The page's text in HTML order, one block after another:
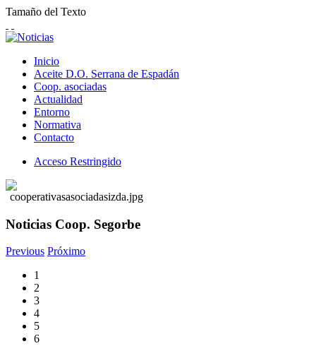
Tamaño del Texto
Inicio
Aceite D.O. Serrana de Espadán
Coop. asociadas
Actualidad
Entorno
Normativa
Contacto
Acceso Restringido
Noticias Coop. Segorbe
Previous Próximo
1
2
3
4
5
6